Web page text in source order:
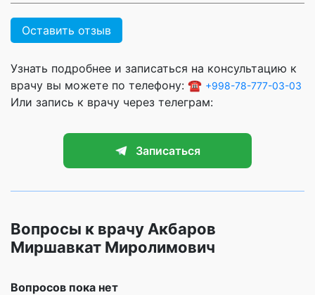
Оставить отзыв
Узнать подробнее и записаться на консультацию к
врачу вы можете по телефону: ☎️ +998-78-777-03-03
Или запись к врачу через телеграм:
Записаться
Вопросы к врачу Акбаров
Миршавкат Миролимович
Вопросов пока нет